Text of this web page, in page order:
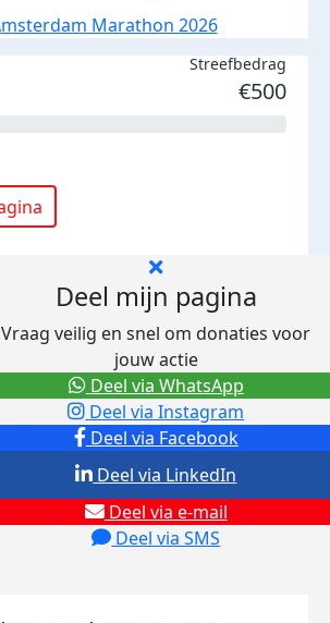
Marathon 2026
Streefbedrag
€500
Deel mijn pagina
Vraag veilig en snel om donaties voor
jouw actie
Deel via Facebook
Deel via Instagram
Deel via e-mail
Deel via SMS
Deel via LinkedIn
Deel via WhatsApp